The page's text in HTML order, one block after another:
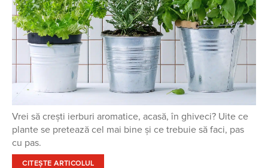
Vrei să crești ierburi aromatice, acasă, în ghiveci? Uite ce
plante se pretează cel mai bine și ce trebuie să faci, pas
cu pas.
CITEȘTE ARTICOLUL